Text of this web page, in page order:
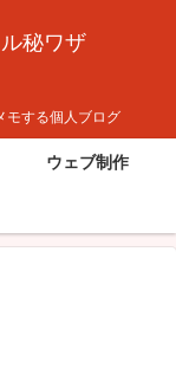
秘ワザ
モする個人ブログ
ウェブ制作